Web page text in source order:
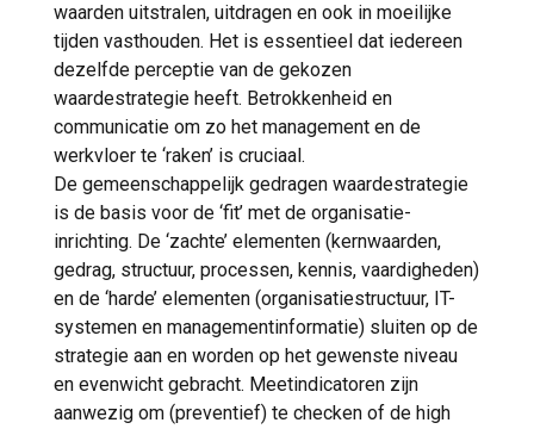
waarden uitstralen, uitdragen en ook in moeilijke
tijden vasthouden. Het is essentieel dat iedereen
dezelfde perceptie van de gekozen
waardestrategie heeft. Betrokkenheid en
communicatie om zo het management en de
werkvloer te ‘raken’ is cruciaal.
De gemeenschappelijk gedragen waardestrategie
is de basis voor de ‘fit’ met de organisatie-
inrichting. De ‘zachte’ elementen (kernwaarden,
gedrag, structuur, processen, kennis, vaardigheden)
en de ‘harde’ elementen (organisatiestructuur, IT-
systemen en managementinformatie) sluiten op de
strategie aan en worden op het gewenste niveau
en evenwicht gebracht. Meetindicatoren zijn
aanwezig om (preventief) te checken of de high